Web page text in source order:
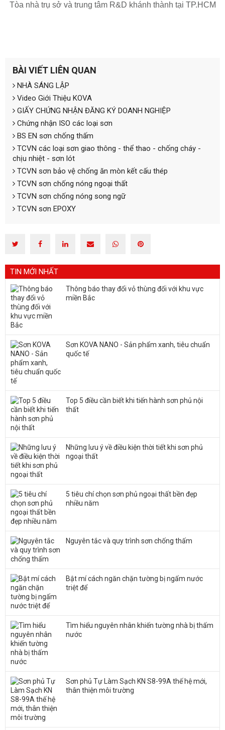
Tòa nhà trụ sở và trung tâm R&D khánh thành tại TP.HCM
BÀI VIẾT LIÊN QUAN
NHÀ SÁNG LẬP
Video Giới Thiệu KOVA
GIẤY CHỨNG NHẬN ĐĂNG KÝ DOANH NGHIỆP
Chứng nhận ISO các loại sơn
BS EN sơn chống thấm
TCVN các loại sơn giao thông - thể thao - chống cháy -
chịu nhiệt - sơn lót
TCVN sơn bảo vệ chống ăn mòn kết cấu thép
TCVN sơn chống nóng ngoại thất
TCVN sơn chống nóng song ngữ
TCVN sơn EPOXY
TIN MỚI NHẤT
Thông báo thay đổi vỏ thùng đối với khu vực
miền Bắc
Sơn KOVA NANO - Sản phẩm xanh, tiêu chuẩn
quốc tế
Top 5 điều cần biết khi tiến hành sơn phủ nội
thất
Những lưu ý về điều kiện thời tiết khi sơn phủ
ngoại thất
5 tiêu chí chọn sơn phủ ngoại thất bền đẹp
nhiều năm
Nguyên tắc và quy trình sơn chống thấm
Bật mí cách ngăn chặn tường bị ngấm nước
triệt để
Tìm hiểu nguyên nhân khiến tường nhà bị thấm
nước
Sơn phủ Tự Làm Sạch KN S8-99A thế hệ mới,
thân thiện môi trường